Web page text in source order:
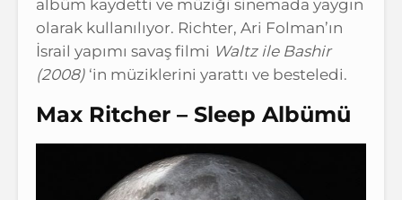
albüm kaydetti ve müziği sinemada yaygın
olarak kullanılıyor. Richter, Ari Folman’ın
İsrail yapımı savaş filmi Waltz ile Bashir
(2008) ‘in müziklerini yarattı ve besteledi.
Max Ritcher – Sleep Albümü